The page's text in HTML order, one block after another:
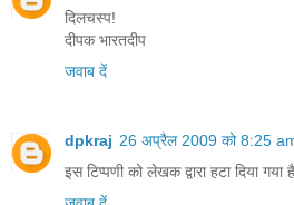
दिलचस्प!
दीपक भारतदीप
जवाब दें
dpkraj 26 अप्रैल 2009 को 8:25
इस टिप्पणी को लेखक द्वारा हटा दिया गया है.